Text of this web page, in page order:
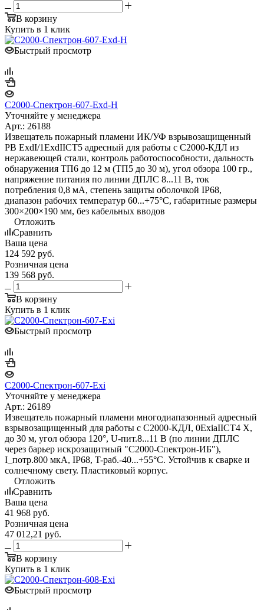
В корзину
Купить в 1 клик
Быстрый просмотр
С2000-Спектрон-607-Exd-Н
Уточняйте у менеджера
Арт.: 26188
Извещатель пожарный пламени ИК/УФ взрывозащищенный
РВ ExdI/1ExdIICT5 адресный для работы с С2000-КДЛ из
нержавеющей стали, контроль работоспособности, дальность
обнаружения ТП6 до 12 м (ТП5 до 30 м), угол обзора 100 гр.,
напряжение питания по линии ДПЛС 8...11 В, ток
потребления 0,8 мА, степень защиты оболочкой IP68,
диапазон рабочих температур 60...+75°С, габаритные размеры
300×200×190 мм, без кабельных вводов
Отложить
Сравнить
Ваша цена
124 592 руб.
Розничная цена
139 568 руб.
В корзину
Купить в 1 клик
Быстрый просмотр
С2000-Спектрон-607-Exi
Уточняйте у менеджера
Арт.: 26189
Извещатель пожарный пламени многодиапазонный адресный
взрывозащищенный для работы с С2000-КДЛ, 0ExiaIICT4 X,
до 30 м, угол обзора 120°, U-пит.8...11 В (по линии ДПЛС
через барьер искрозащитный "С2000-Спектрон-ИБ"),
I_потр.800 мкА, IP68, T-раб.-40...+55°С. Устойчив к сварке и
солнечному свету. Пластиковый корпус.
Отложить
Сравнить
Ваша цена
41 968 руб.
Розничная цена
47 012,21 руб.
В корзину
Купить в 1 клик
Быстрый просмотр